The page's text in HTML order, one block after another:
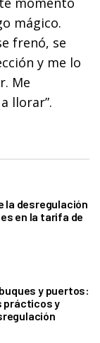
mágico.
frenó, se
y me lo
Me
llorar”.
la desregulación
en la tarifa de
y puertos:
prácticos y